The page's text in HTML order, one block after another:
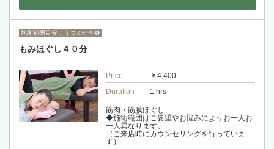
施術範囲目安：うつぶせ全身
もみほぐし４０分
Price
￥4,400
Duration
1 hrs
筋肉・筋膜ほぐし
◆施術範囲はご要望やお悩みによりお一人お
一人異なります。
（ご来店時にカウンセリングを行っていま
す）